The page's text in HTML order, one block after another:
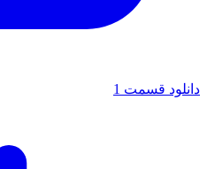
دانلود قسمت 1